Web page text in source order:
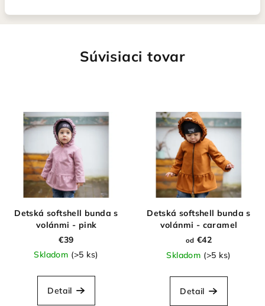
Súvisiaci tovar
Detská softshell bunda s
volánmi - pink
€39
Skladom (>5 ks)
Detail
Detská softshell bunda s
volánmi - caramel
od €42
Skladom (>5 ks)
Detail